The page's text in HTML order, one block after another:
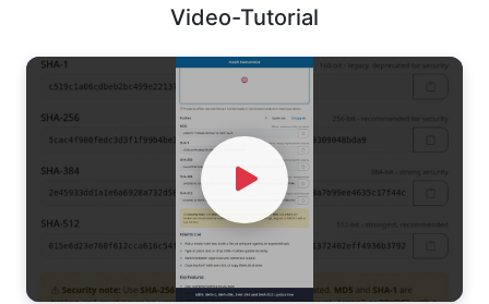
Video-Tutorial
Watch Video